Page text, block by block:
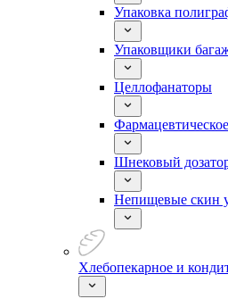
Упаковка
Упаковщики
Целлофанаторы
Шнековый
Непищевые скин
Хлебопекарное и